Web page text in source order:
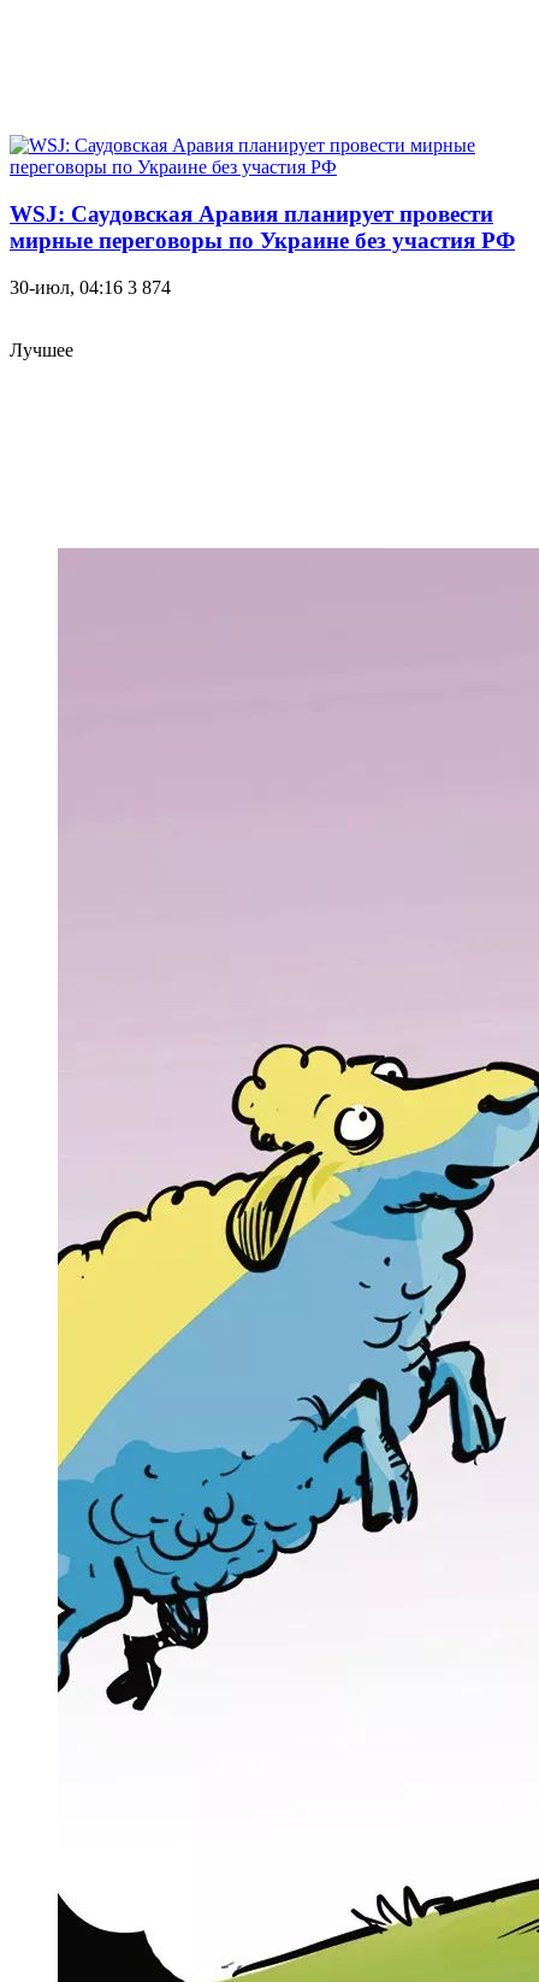
WSJ: Саудовская Аравия планирует провести
мирные переговоры по Украине без участия РФ
30-июл, 04:16 3 874
Лучшее